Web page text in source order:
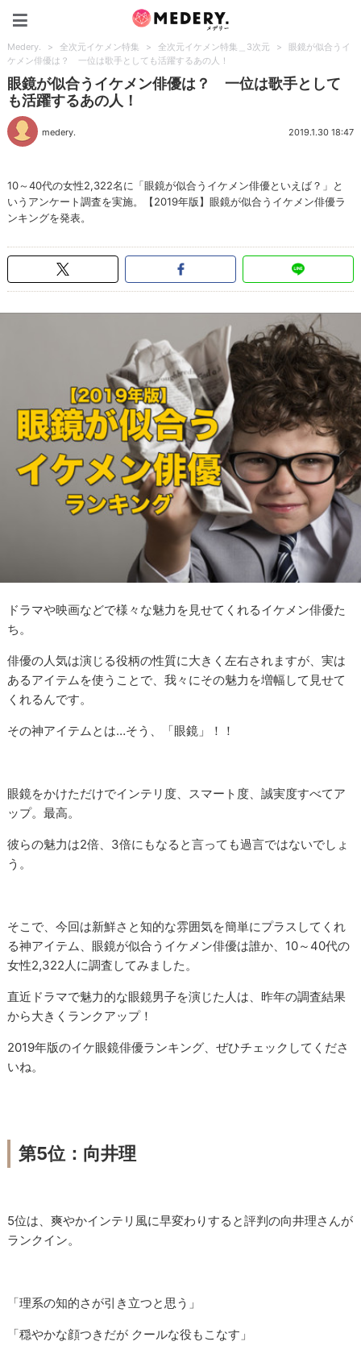
Medery. > 全次元イケメン特集 > 全次元イケメン特集＿3次元 >
眼鏡が似合うイ
ケメン俳優は？ 一位は歌手としても活躍するあの人！
眼鏡が似合うイケメン俳優は？ 一位は歌手として
も活躍するあの人！
medery. 2019.1.30 18:47
10～40代の女性2,322名に「眼鏡が似合うイケメン俳優といえば？」と
いうアンケート調査を実施。【2019年版】眼鏡が似合うイケメン俳優ラ
ンキングを発表。
ドラマや映画などで様々な魅力を見せてくれるイケメン俳優た
ち。
俳優の人気は演じる役柄の性質に大きく左右されますが、実は
あるアイテムを使うことで、我々にその魅力を増幅して見せて
くれるんです。
その神アイテムとは…そう、「眼鏡」！！
眼鏡をかけただけでインテリ度、スマート度、誠実度すべてア
ップ。最高。
彼らの魅力は2倍、3倍にもなると言っても過言ではないでしょ
う。
そこで、今回は新鮮さと知的な雰囲気を簡単にプラスしてくれ
る神アイテム、眼鏡が似合うイケメン俳優は誰か、10～40代の
女性2,322人に調査してみました。
直近ドラマで魅力的な眼鏡男子を演じた人は、昨年の調査結果
から大きくランクアップ！
2019年版のイケ眼鏡俳優ランキング、ぜひチェックしてくださ
いね。
第5位：向井理
5位は、爽やかインテリ風に早変わりすると評判の向井理さんが
ランクイン。
「理系の知的さが引き立つと思う」
「穏やかな顔つきだが クールな役もこなす」